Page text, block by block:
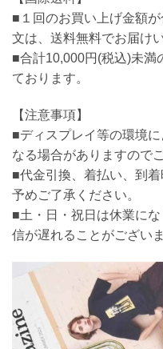
■１回のお買い上げ金額
文は、送料無料でお届け
■合計10,000円(税込)未満
ております。
【注意事項】
■ディスプレイ等の環境
なる場合がありますので
■代金引換、着払い、到
予めご了承ください。
■土・日・祝日は休業に
信が遅れることがござい